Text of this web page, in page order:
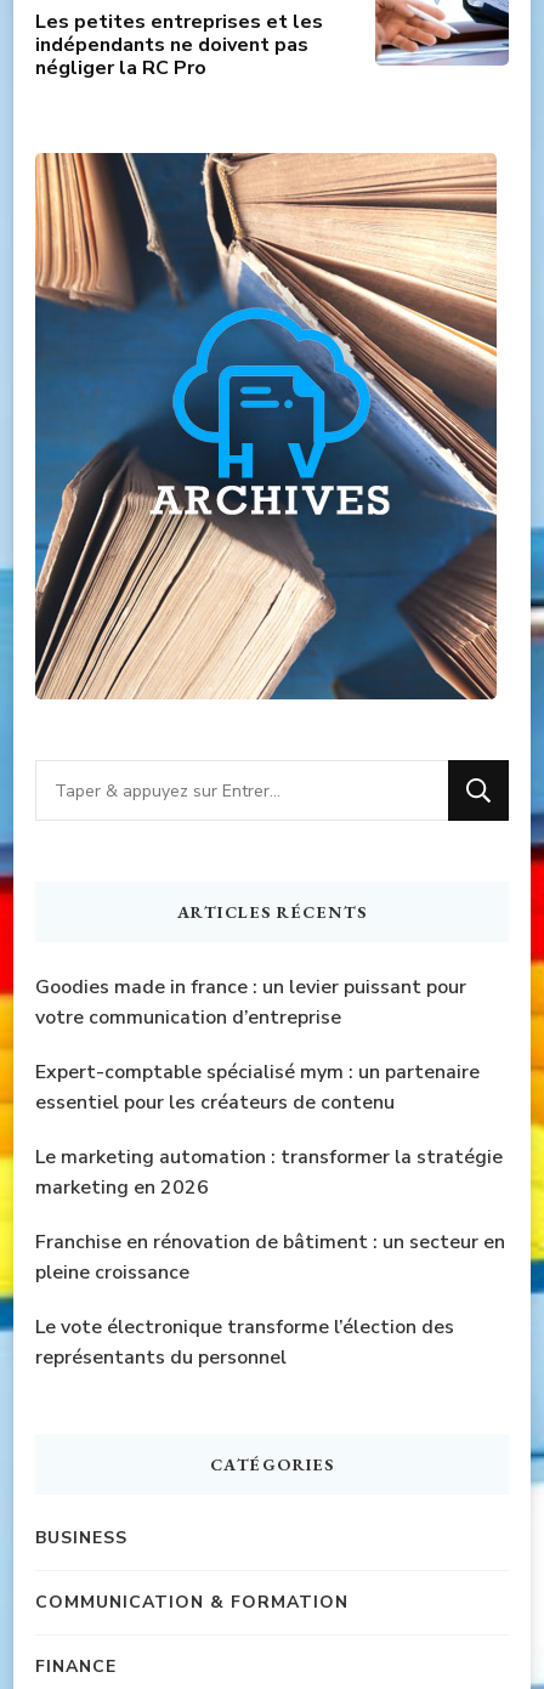
Les petites entreprises et les
indépendants ne doivent pas
négliger la RC Pro
Vous
recherchiez
ARTICLES RÉCENTS
Goodies made in france : un levier puissant pour
votre communication d’entreprise
Expert-comptable spécialisé mym : un partenaire
essentiel pour les créateurs de contenu
Le marketing automation : transformer la stratégie
marketing en 2026
Franchise en rénovation de bâtiment : un secteur en
pleine croissance
Le vote électronique transforme l’élection des
représentants du personnel
CATÉGORIES
BUSINESS
COMMUNICATION & FORMATION
FINANCE